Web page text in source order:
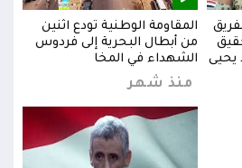
يحيى
المقاومة الوطنية تودع اثنين
من أبطال البحرية إلى فردوس
الشهداء في المخا
منذ شهر